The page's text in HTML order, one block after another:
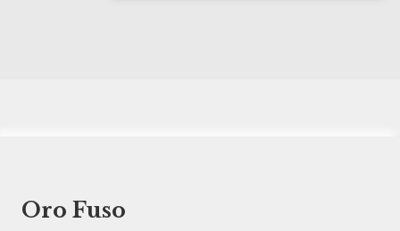
Oro Fuso